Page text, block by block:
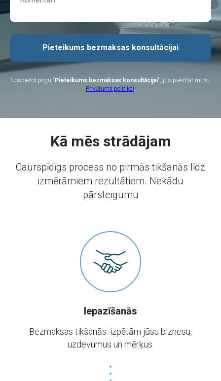
Pieteikums bezmaksas konsultācijai
Nospiežot pogu "Pieteikums bezmaksas konsultācijai", jūs piekrītat mūsu
Privātuma politikai
Kā mēs strādājam
Caurspīdīgs process no pirmās tikšanās līdz
izmērāmiem rezultātiem. Nekādu
pārsteigumu
Iepazīšanās
Bezmaksas tikšanās: izpētām jūsu biznesu,
uzdevumus un mērķus.